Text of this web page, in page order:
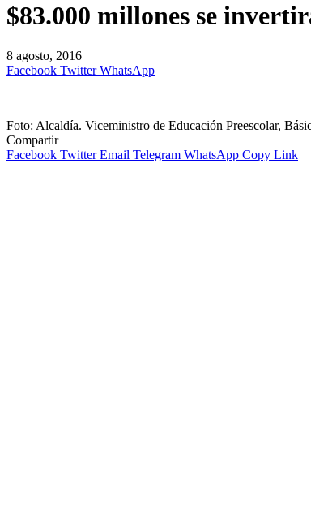
$83.000 millones se
8 agosto, 2016
Facebook Twitter WhatsApp
Foto: Alcaldía. Viceministro de Educación Preescolar,
Compartir
Facebook Twitter Email Telegram WhatsApp Copy Link